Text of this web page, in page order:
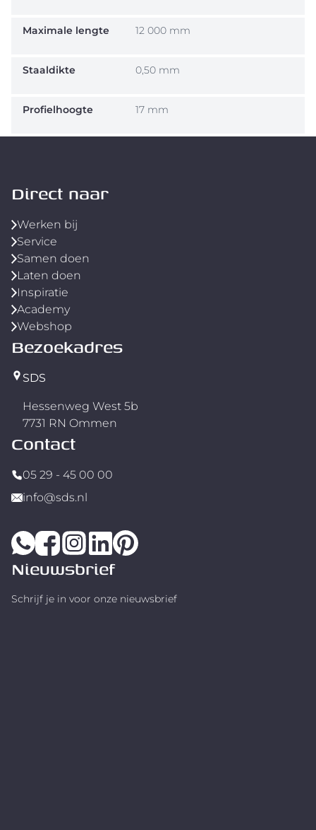
Maximale lengte 12 000 mm
Staaldikte 0,50 mm
Profielhoogte 17 mm
Direct naar
Werken bij
Service
Samen doen
Laten doen
Inspiratie
Academy
Webshop
Bezoekadres
SDS
Hessenweg West 5b
7731 RN Ommen
Contact
05 29 - 45 00 00
info@sds.nl
Nieuwsbrief
Schrijf je in voor onze nieuwsbrief